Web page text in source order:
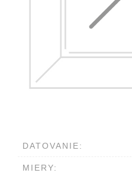
DATOVANIE:
MIERY: